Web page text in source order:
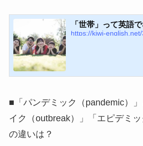
「世帯」って英語
https://kiwi-
■「パンデミック（pandemic）
イク（outbreak）」「エピデミッ
の違いは？